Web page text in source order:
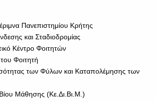
Πανεπιστημίου Κρήτης
και Σταδιοδρομίας
Κέντρο Φοιτητών
Φοιτητή
των Φύλων και Καταπολέμησης των
Μάθησης (Κε.Δι.Βι.Μ.)